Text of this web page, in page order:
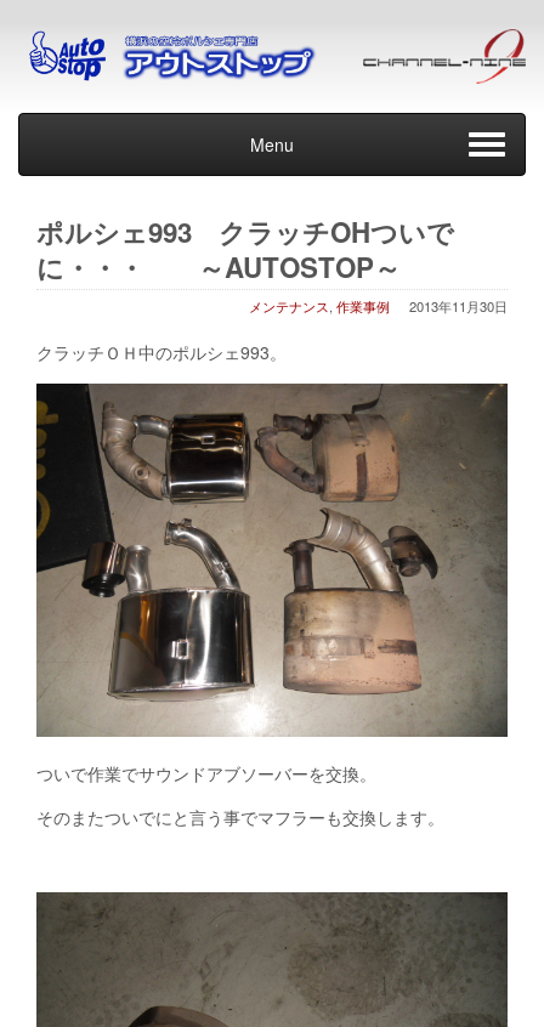
Menu
ポルシェ993 クラッチOHついで
に・・・ ～AUTOSTOP～
2013年11月30日
メンテナンス, 作業事例
クラッチＯＨ中のポルシェ993。
ついで作業でサウンドアブソーバーを交換。
そのまたついでにと言う事でマフラーも交換します。